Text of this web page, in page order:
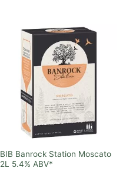
BIB Banrock Station Moscato
2L